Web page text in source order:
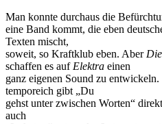
Man konnte durchaus die
eine Band kommt, die eben
Texten mischt,
soweit, so Kraftklub eben. Aber
schaffen es auf Elektra einen
ganz eigenen Sound zu
temporeich gibt „Du
gehst unter zwischen Worten“
auch